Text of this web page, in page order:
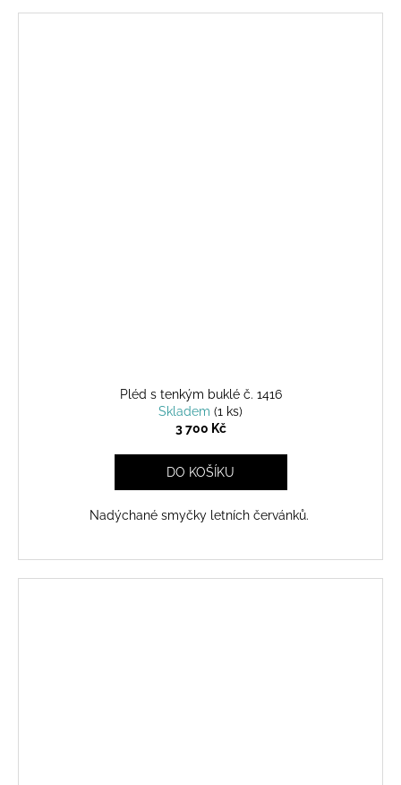
Pléd s tenkým buklé č. 1416
Skladem (1 ks)
3 700 Kč
DO KOŠÍKU
Nadýchané smyčky letních červánků.